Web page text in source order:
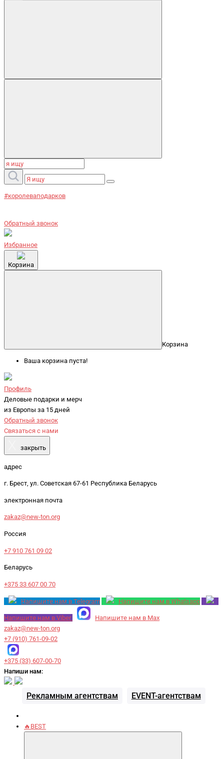
#королеваподарков
Обратный звонок
Избранное
Корзина
Корзина
Ваша корзина пуста!
Профиль
Деловые подарки и мерч
из Европы за 15 дней
Обратный звонок
Связаться с нами
закрыть
адрес
г. Брест, ул. Советская 67-61 Республика Беларусь
электронная почта
zakaz@new-ton.org
Россия
+7 910 761 09 02
Беларусь
+375 33 607 00 70
Напишите нам в Telegram Напишите нам в Whatsapp
Напишите нам в Viber
Напишите нам в Max
zakaz@new-ton.org
+7 (910) 761-09-02
+375 (33) 607-00-70
Напиши нам:
Рекламным агентствам EVENT-агентствам
🔥BEST